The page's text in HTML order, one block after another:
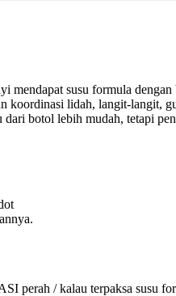
mendapat susu formula
lidah, langit-langit,
botol lebih mudah, tetapi
perah / kalau terpaksa susu